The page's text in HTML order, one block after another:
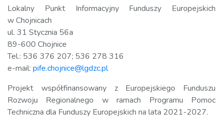
Lokalny Punkt Informacyjny Funduszy Europejskich
w Chojnicach
ul. 31 Stycznia 56a
89-600 Chojnice
Tel.: 536 376 207; 536 278 316
e-mail: pife.chojnice@lgdzc.pl
Projekt współfinansowany z Europejskiego Funduszu
Rozwoju Regionalnego w ramach Programu Pomoc
Techniczna dla Funduszy Europejskich na lata 2021-2027.